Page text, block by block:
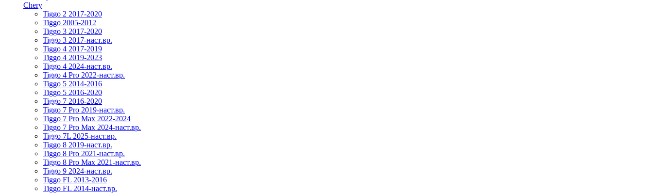
Chery
Tiggo 2 2017-2020
Tiggo 2005-2012
Tiggo 3 2017-2020
Tiggo 3 2017-наст.вр.
Tiggo 4 2017-2019
Tiggo 4 2019-2023
Tiggo 4 2024-наст.вр.
Tiggo 4 Pro 2022-наст.вр.
Tiggo 5 2014-2016
Tiggo 5 2016-2020
Tiggo 7 2016-2020
Tiggo 7 Pro 2019-наст.вр.
Tiggo 7 Pro Max 2022-2024
Tiggo 7 Pro Max 2024-наст.вр.
Tiggo 7L 2025-наст.вр.
Tiggo 8 2019-наст.вр.
Tiggo 8 Pro 2021-наст.вр.
Tiggo 8 Pro Max 2021-наст.вр.
Tiggo 9 2024-наст.вр.
Tiggo FL 2013-2016
Tiggo FL 2014-наст.вр.